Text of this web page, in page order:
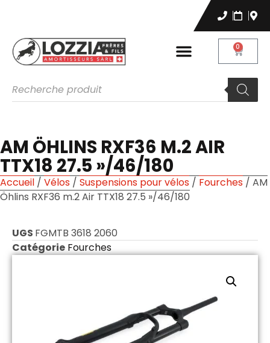
0
AM ÖHLINS RXF36 M.2 AIR
TTX18 27.5 »/46/180
Accueil / Vélos / Suspensions pour vélos / Fourches / AM
Öhlins RXF36 m.2 Air TTX18 27.5 »/46/180
UGS FGMTB 3618 2060
Catégorie Fourches